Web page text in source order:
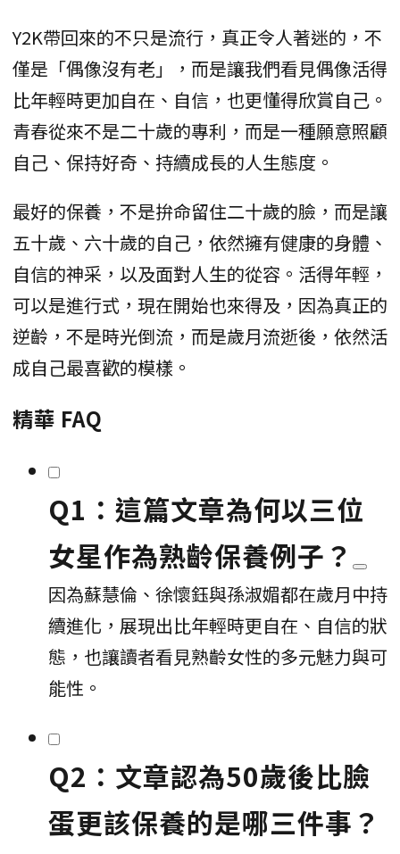
Y2K帶回來的不只是流行，真正令人著迷的，不
僅是「偶像沒有老」，而是讓我們看見偶像活得
比年輕時更加自在、自信，也更懂得欣賞自己。
青春從來不是二十歲的專利，而是一種願意照顧
自己、保持好奇、持續成長的人生態度。
最好的保養，不是拚命留住二十歲的臉，而是讓
五十歲、六十歲的自己，依然擁有健康的身體、
自信的神采，以及面對人生的從容。活得年輕，
可以是進行式，現在開始也來得及，因為真正的
逆齡，不是時光倒流，而是歲月流逝後，依然活
成自己最喜歡的模樣。
精華 FAQ
Q1：這篇文章為何以三位
女星作為熟齡保養例子？
因為蘇慧倫、徐懷鈺與孫淑媚都在歲月中持
續進化，展現出比年輕時更自在、自信的狀
態，也讓讀者看見熟齡女性的多元魅力與可
能性。
Q2：文章認為50歲後比臉
蛋更該保養的是哪三件事？